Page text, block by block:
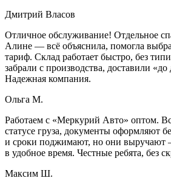
Дмитрий Власов
Отличное обслуживание! Отдельное
Алине — всё объяснила, помогла
тариф. Склад работает быстро, без
забрали с производства, доставили
Надежная компания.
Ольга М.
Работаем с «Меркурий Авто» оптом.
статусе груза, документы оформляют
и сроки поджимают, но они
в удобное время. Честные ребята, без
Максим Ш.